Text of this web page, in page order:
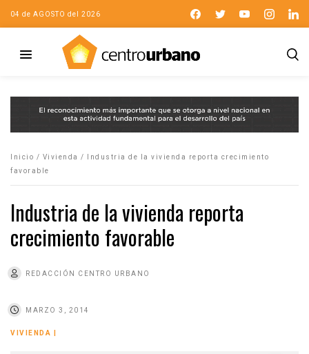
04 de AGOSTO del 2026
Inicio / Vivienda /
Industria de la vivienda reporta crecimiento
favorable
Industria de la vivienda reporta
crecimiento favorable
REDACCIÓN CENTRO URBANO
MARZO 3, 2014
VIVIENDA